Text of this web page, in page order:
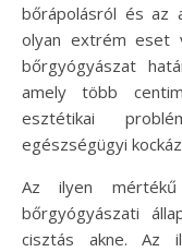
bőrápolásról és az
olyan extrém eset
bőrgyógyászat
amely több
esztétikai
egészségügyi
Az ilyen
bőrgyógyászati
cisztás akne. Az